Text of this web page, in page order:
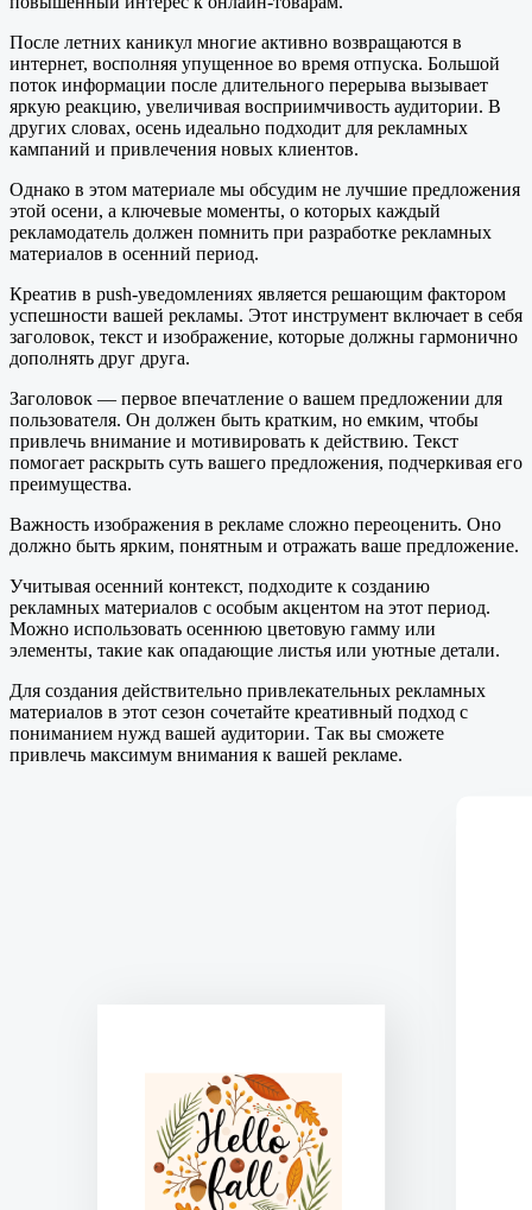
После летних каникул многие активно возвращаются в
интернет, восполняя упущенное во время отпуска. Большой
поток информации после длительного перерыва вызывает
яркую реакцию, увеличивая восприимчивость аудитории. В
других словах, осень идеально подходит для рекламных
кампаний и привлечения новых клиентов.
Однако в этом материале мы обсудим не лучшие предложения
этой осени, а ключевые моменты, о которых каждый
рекламодатель должен помнить при разработке рекламных
материалов в осенний период.
Креатив в push-уведомлениях является решающим фактором
успешности вашей рекламы. Этот инструмент включает в себя
заголовок, текст и изображение, которые должны гармонично
дополнять друг друга.
Заголовок — первое впечатление о вашем предложении для
пользователя. Он должен быть кратким, но емким, чтобы
привлечь внимание и мотивировать к действию. Текст
помогает раскрыть суть вашего предложения, подчеркивая его
преимущества.
Важность изображения в рекламе сложно переоценить. Оно
должно быть ярким, понятным и отражать ваше предложение.
Учитывая осенний контекст, подходите к созданию
рекламных материалов с особым акцентом на этот период.
Можно использовать осеннюю цветовую гамму или
элементы, такие как опадающие листья или уютные детали.
Для создания действительно привлекательных рекламных
материалов в этот сезон сочетайте креативный подход с
пониманием нужд вашей аудитории. Так вы сможете
привлечь максимум внимания к вашей рекламе.